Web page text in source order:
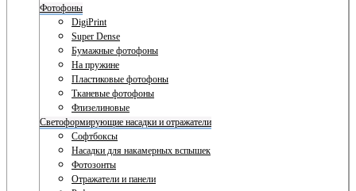
Фотофоны
DigiPrint
Super Dense
Бумажные фотофоны
На пружине
Пластиковые фотофоны
Тканевые фотофоны
Флизелиновые
Светоформирующие насадки и отражатели
Софтбоксы
Насадки для накамерных вспышек
Фотозонты
Отражатели и панели